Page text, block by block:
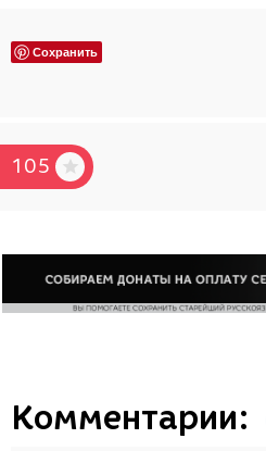
Сохранить
105
Комментарии: